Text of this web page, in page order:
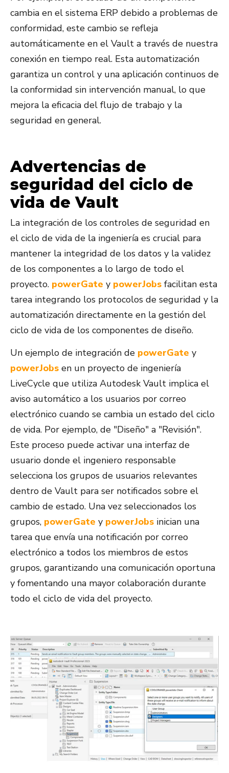
cambia en el sistema ERP debido a problemas de
conformidad, este cambio se refleja
automáticamente en el Vault a través de nuestra
conexión en tiempo real. Esta automatización
garantiza un control y una aplicación continuos de
la conformidad sin intervención manual, lo que
mejora la eficacia del flujo de trabajo y la
seguridad en general.
Advertencias de
seguridad del ciclo de
vida de Vault
La integración de los controles de seguridad en
el ciclo de vida de la ingeniería es crucial para
mantener la integridad de los datos y la validez
de los componentes a lo largo de todo el
proyecto. powerGate y powerJobs facilitan esta
tarea integrando los protocolos de seguridad y la
automatización directamente en la gestión del
ciclo de vida de los componentes de diseño.
Un ejemplo de integración de powerGate y
powerJobs en un proyecto de ingeniería
LiveCycle que utiliza Autodesk Vault implica el
aviso automático a los usuarios por correo
electrónico cuando se cambia un estado del ciclo
de vida. Por ejemplo, de "Diseño" a "Revisión".
Este proceso puede activar una interfaz de
usuario donde el ingeniero responsable
selecciona los grupos de usuarios relevantes
dentro de Vault para ser notificados sobre el
cambio de estado. Una vez seleccionados los
grupos, powerGate y powerJobs inician una
tarea que envía una notificación por correo
electrónico a todos los miembros de estos
grupos, garantizando una comunicación oportuna
y fomentando una mayor colaboración durante
todo el ciclo de vida del proyecto.